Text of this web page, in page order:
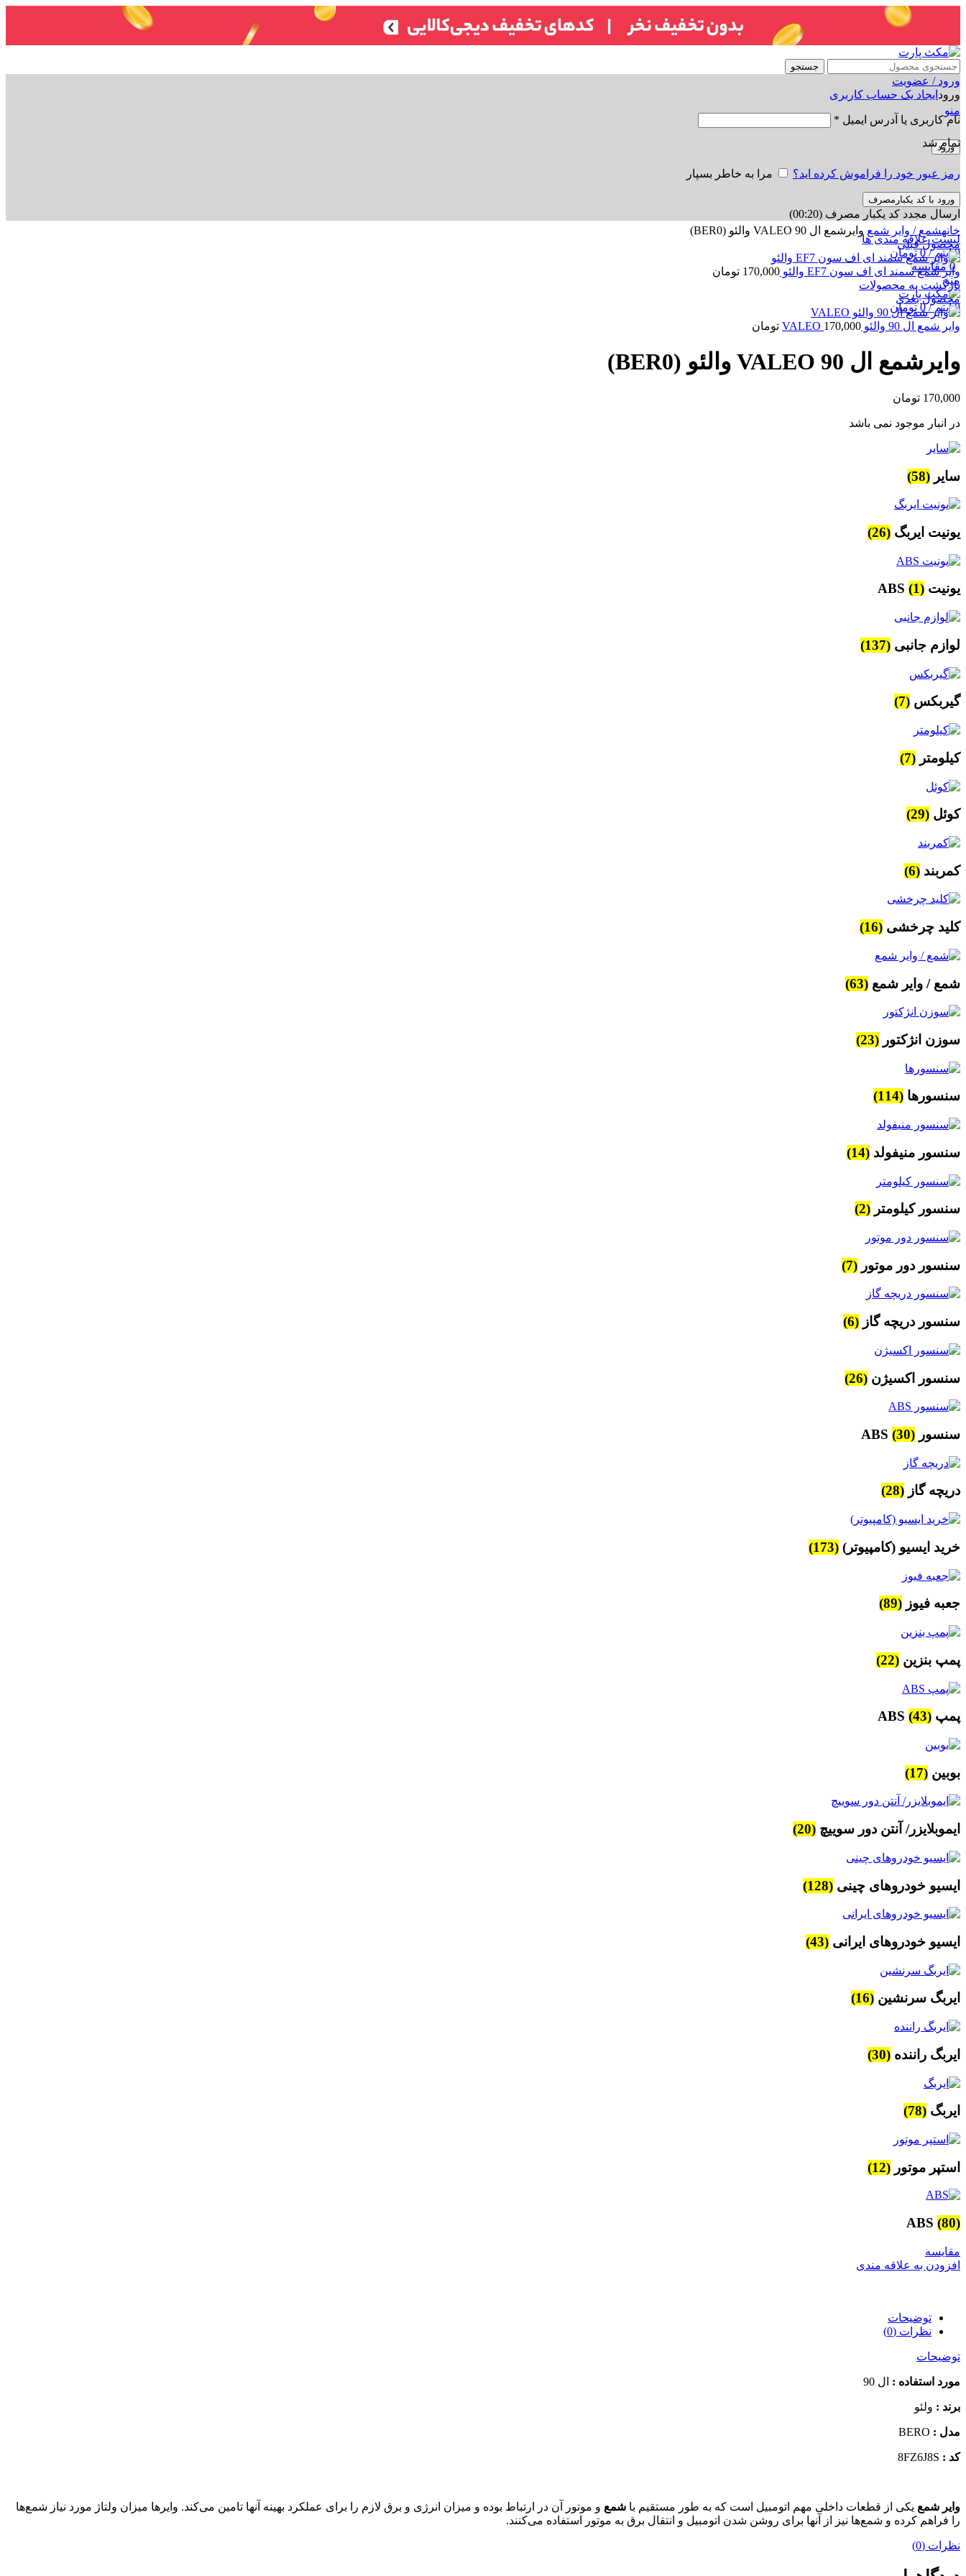
جستجو
ورود / عضویت
ورود ایجاد یک حساب کاربری
نام کاربری یا آدرس ایمیل *
ورود
رمز عبور خود را فراموش کرده اید؟ مرا به خاطر بسپار
ورود با کد یکبارمصرف
ارسال مجدد کد یکبار مصرف (00:
20
)
لیست علاقه مندی ها
0 آیتم /
0 تومان
0 مقایسه
منو
0 آیتم /
0 تومان
منو
تمام شد
برای بزرگنمایی کلیک کنید
خانهشمع / وایر شمع وایرشمع ال 90 VALEO والئو (BER0)
محصول قبلی
وایر شمع سمند ای اف سون EF7 والئو 170,000 تومان
بازگشت به محصولات
محصول بعدی
وایر شمع ال 90 والئو VALEO 170,000 تومان
وایرشمع ال 90 VALEO والئو (BER0)
170,000 تومان
در انبار موجود نمی باشد
سایر (58)
یونیت ایربگ (26)
یونیت ABS (1)
لوازم جانبی (137)
گیربکس (7)
کیلومتر (7)
کوئل (29)
کمربند (6)
کلید چرخشی (16)
شمع / وایر شمع (63)
سوزن انژکتور (23)
سنسورها (114)
سنسور منیفولد (14)
سنسور کیلومتر (2)
سنسور دور موتور (7)
سنسور دریچه گاز (6)
سنسور اکسیژن (26)
سنسور ABS (30)
دریچه گاز (28)
خرید ایسیو (کامپیوتر) (173)
جعبه فیوز (89)
پمپ بنزین (22)
پمپ ABS (43)
بوبین (17)
ایموبلایزر/ آنتن دور سوییچ (20)
ایسیو خودروهای چینی (128)
ایسیو خودروهای ایرانی (43)
ایربگ سرنشین (16)
ایربگ راننده (30)
ایربگ (78)
استپر موتور (12)
ABS (80)
مقایسه
افزودن به علاقه مندی
توضیحات
نظرات (0)
توضیحات
مورد استفاده : ال 90
برند : ولئو
مدل : BERO
کد :
وایر شمع یکی از قطعات داخلی مهم اتومبیل است که به طور مستقیم با شمع و موتور آن در ارتباط بوده و میزان انرژی و برق لازم را برای عملکرد بهینه آنها تامین می‌کند. وایرها میزان ولتاژ مورد نیاز شمع‌ها
را فراهم کرده و شمع‌ها نیز از آنها برای روشن شدن اتومبیل و انتقال برق به موتور استفاده می‌کنند.
نظرات (0)